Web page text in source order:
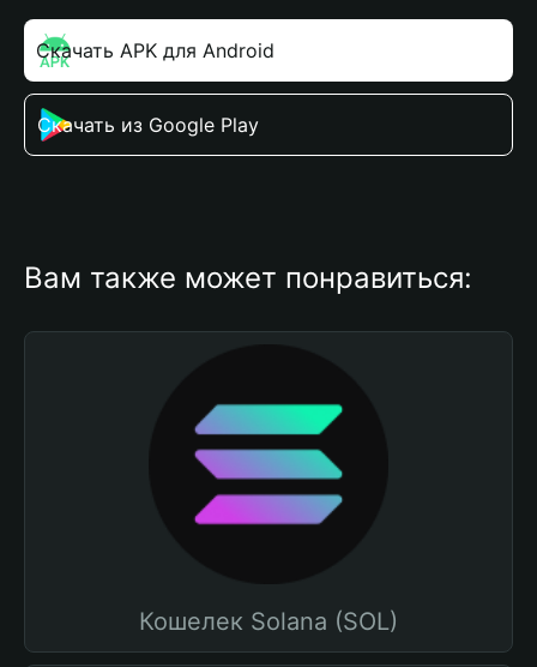
Скачать APK для Android
Скачать из Google Play
Вам также может понравиться:
Кошелек Solana (SOL)